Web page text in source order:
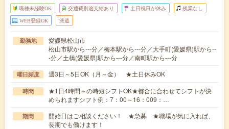
職種未経験OK 交通費別途支給あり 土日祝日が休み 残業なし
WEB登録OK 派遣
勤務地
愛媛県松山市
松山市駅から---分／梅本駅から---分／大手町(愛媛県)駅から--
-分／土橋(愛媛県)駅から---分／南町駅から---分
曜日頻度 週3日～5日OK（月～金） ★土日休みOK
時間
★1日4時間～の時短シフトOK★都合に合わせてシフトが決
められますシフト例：7：00～16：009：…
期間
開始日はご相談ください！ ★急募 ★職場が気に入れば、
長期でも働けます！